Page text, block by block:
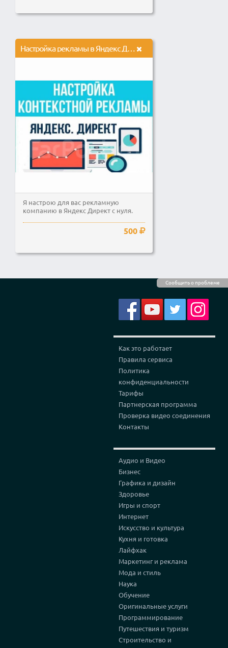
Сообщить о проблеме
Я настрою для вас рекламную
компанию в Яндекс Директ с нуля.
500
Как это работает
Правила сервиса
Политика
конфиденциальности
Тарифы
Партнерская программа
Проверка видео соединения
Контакты
Аудио и Видео
Бизнес
Графика и дизайн
Здоровье
Игры и спорт
Интернет
Искусство и культура
Кухня и готовка
Лайфхак
Маркетинг и реклама
Мода и стиль
Наука
Обучение
Оригинальные услуги
Программирование
Путешествия и туризм
Строительство и